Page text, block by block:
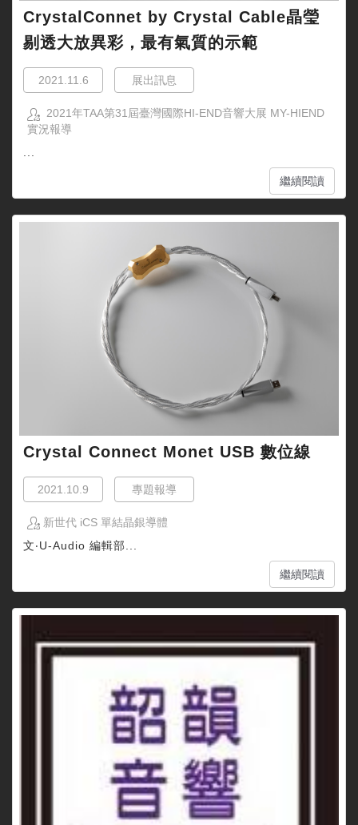
CrystalConnet by Crystal Cable晶瑩
剔透大放異彩，最有氣質的示範
2021.11.6 展出訊息
2021年TAA第31屆臺灣國際HI-END音響大展 MY-HIEND
實況報導
...
繼續閱讀
Crystal Connect Monet USB 數位線
2021.10.9 專題報導
新世代 iCS 單結晶銀導體
文‧U-Audio 編輯部...
繼續閱讀